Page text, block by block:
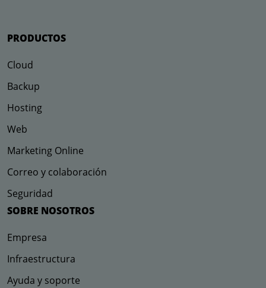
PRODUCTOS
Cloud
Backup
Hosting
Web
Marketing Online
Correo y colaboración
Seguridad
SOBRE NOSOTROS
Empresa
Infraestructura
Ayuda y soporte